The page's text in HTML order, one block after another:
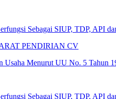
Sebagai SIUP, TDP, API
PENDIRIAN CV
Usaha Menurut UU No. 5 Tahun
Sebagai SIUP, TDP, API